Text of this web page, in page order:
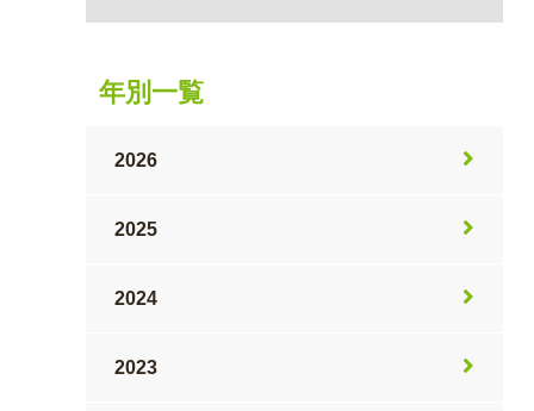
年別一覧
2026
2025
2024
2023